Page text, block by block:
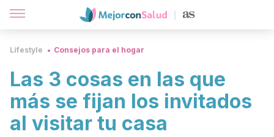
Lifestyle Consejos para el hogar
Las 3 cosas en las que
más se fijan los invitados
al visitar tu casa